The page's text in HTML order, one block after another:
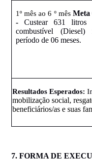
1º mês ao 6 º mêsMeta
- Custear 631 litros
combustível (Diesel)
período de 06 meses.
Resultados Esperados:
mobilização social,
beneficiários/as e suas
7. FORMA DE